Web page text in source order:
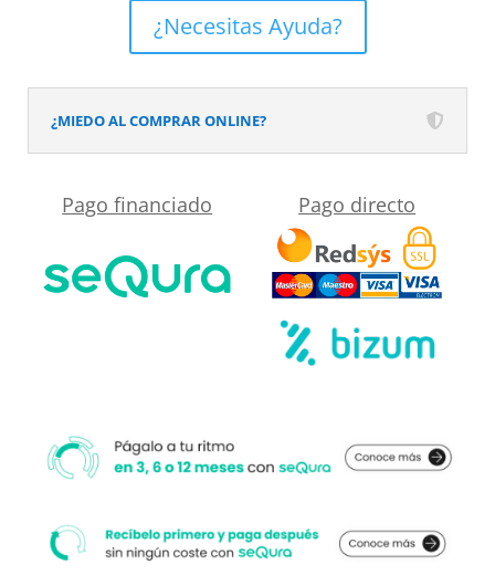
desplegable
cercano
su
domicilio?
pizarra.
Efecto
en
Omaza
antideslizante
¿Necesitas Ayuda?
¿MIEDO AL COMPRAR ONLINE?
Pago financiado Pago directo